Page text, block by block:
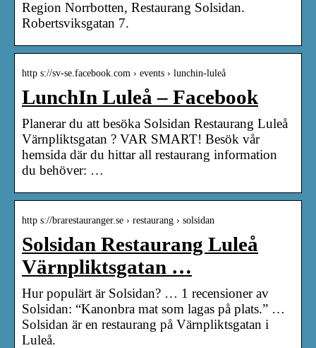
Region Norrbotten, Restaurang Solsidan.
Robertsviksgatan 7.
http s://sv-se.facebook.com › events › lunchin-luleå
LunchIn Luleå – Facebook
Planerar du att besöka Solsidan Restaurang Luleå
Värnpliktsgatan ? VAR SMART! Besök vår
hemsida där du hittar all restaurang information
du behöver: …
http s://brarestauranger.se › restaurang › solsidan
Solsidan Restaurang Luleå
Värnpliktsgatan …
Hur populärt är Solsidan? … 1 recensioner av
Solsidan: “Kanonbra mat som lagas på plats.” …
Solsidan är en restaurang på Värnpliktsgatan i
Luleå.